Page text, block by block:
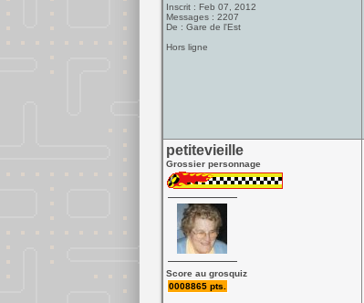
Inscrit : Feb 07, 2012
Messages : 2207
De : Gare de l'Est
Hors ligne
petitevieille
Grossier personnage
Score au grosquiz
0008865 pts.